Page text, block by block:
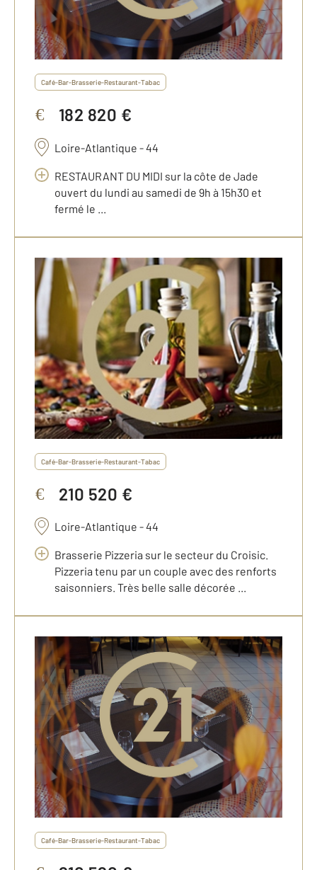
Café-Bar-Brasserie-Restaurant-Tabac
€ 182 820 €
Loire-Atlantique - 44
RESTAURANT DU MIDI sur la côte de Jade
ouvert du lundi au samedi de 9h à 15h30 et
fermé le ...
Café-Bar-Brasserie-Restaurant-Tabac
€ 210 520 €
Loire-Atlantique - 44
Brasserie Pizzeria sur le secteur du Croisic.
Pizzeria tenu par un couple avec des renforts
saisonniers. Très belle salle décorée ...
Café-Bar-Brasserie-Restaurant-Tabac